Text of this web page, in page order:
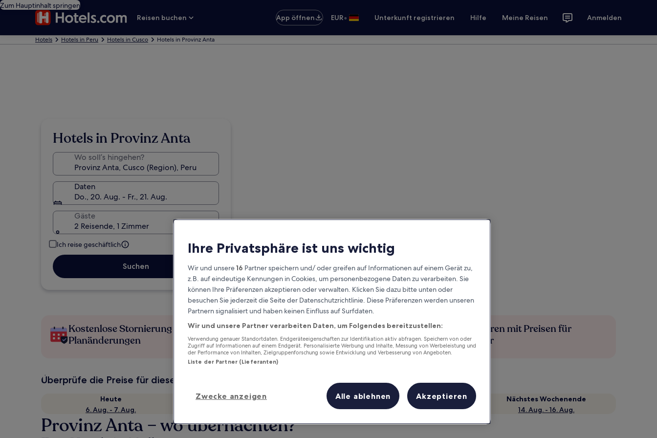
Zum Hauptinhalt springen
Reisen buchen
App öffnen EUR• Unterkunft registrieren Hilfe Meine Reisen Anmelden
Hotels Hotels in Peru Hotels in Cusco Hotels in Provinz Anta
Hotels in Provinz Anta
Wo soll’s hingehen?
Daten
Do., 20. Aug. - Fr., 21. Aug.
Gäste
2 Reisende, 1 Zimmer
Ich reise geschäftlich
Suchen
Kostenlose Stornierung bei
Planänderungen
Verdiene Prämien für jede
wahrgenommene Übernachtung
Mehr sparen mit Preisen für
Mitglieder
Überprüfe die Preise für diese Daten
Heute
6. Aug. - 7. Aug.
Morgen
Dieses Wochenende
7. Aug. - 9. Aug.
Nächstes Wochenende
14. Aug. - 16. Aug.
Provinz Anta – wo übernachten?
Ihre Privatsphäre ist uns wichtig
Wir und unsere16 Partner speichern und/ oder greifen auf Informationen auf einem Gerät zu,
z.B. auf eindeutige Kennungen in Cookies, um personenbezogene Daten zu verarbeiten. Sie
können Ihre Präferenzen akzeptieren oder verwalten. Klicken Sie dazu bitte unten oder
besuchen Sie jederzeit die Seite der Datenschutzrichtlinie. Diese Präferenzen werden unseren
Partnern signalisiert und haben keinen Einfluss auf Surfdaten.
Wir und unsere Partner verarbeiten Daten, um Folgendes bereitzustellen:
Verwendung genauer Standortdaten. Endgeräteeigenschaften zur Identifikation aktiv abfragen. Speichern von oder
Zugriff auf Informationen auf einem Endgerät. Personalisierte Werbung und Inhalte, Messung von Werbeleistung und
der Performance von Inhalten, Zielgruppenforschung sowie Entwicklung und Verbesserung von Angeboten.
Liste der Partner (Lieferanten)
Zwecke anzeigen Alle ablehnen Akzeptieren